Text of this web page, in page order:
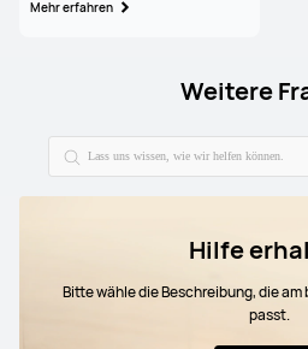
Mehr erfahren
Weitere
Hilfe
Bitte wähle die Beschreibung, die
passt.